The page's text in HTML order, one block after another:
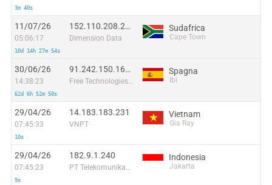
3m 40s
11/07/26
05:06:17
10d 14h 27m 54s
152.110.208.29:43428
Dimension Data
Sudafrica
Cape Town
30/06/26
14:38:23
62d 6h 52m 50s
91.242.150.165:58631
Free Technologies Excom S.L.
Spagna
Ibi
29/04/26
07:45:33
10s
14.183.183.231
VNPT
Vietnam
Gia Ray
29/04/26
07:45:23
9s
182.9.1.240
PT Telekomunikasi Selular Indonesia
Indonesia
Jakarta